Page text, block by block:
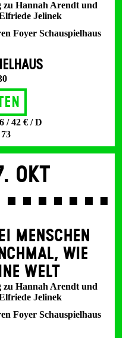
Hannah Arendt und
Jelinek
Foyer Schauspielhaus
/ 42 € / D
Okt
MENSCHEN
WIE
WELT
Hannah Arendt und
Jelinek
Foyer Schauspielhaus